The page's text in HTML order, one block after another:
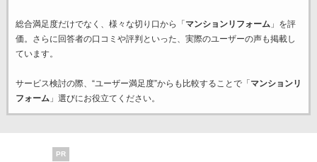
総合満足度だけでなく、様々な切り口から「 マンションリフォーム」を評
価。さらに回答者の口コミや評判といった、実際のユーザーの声も掲載し
ています。
サービス検討の際、“ユーザー満足度”からも比較することで「 マンションリ
フォーム」選びにお役立てください。
PR